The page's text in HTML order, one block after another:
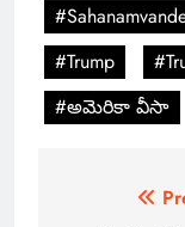
#Trump
#అమెరికా వీసా